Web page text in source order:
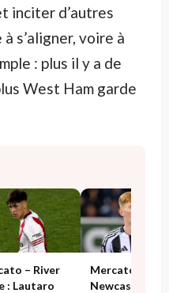
inciter d’autres
s’aligner, voire à
: plus il y a de
West Ham garde
– River
: Lautaro
Mercato –
Newcastle :